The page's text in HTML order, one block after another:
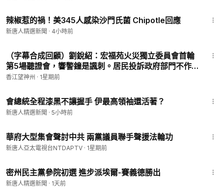
辣椒惹的禍！美345人感染沙門氏菌 Chipotle回應
新唐人精選新聞 · 4小時前
（字幕合成回顧）劉銳紹：宏福苑火災獨立委員會首輪
第5場聽證會，響警鐘是諷刺。居民投訴政府部門不作
為，港官僚主義遺毒重現（2026.3.31首播）
香江望神州 · 1星期前
會總統全程漆黑不讓握手 伊最高領袖還活著？
新唐人精選新聞 · 5小時前
華府大型集會聲討中共 兩黨議員聯手聲援法輪功
新唐人亞太電視台NTDAPTV · 1星期前
密州民主黨參院初選 進步派埃爾-賽義德勝出
新唐人精選新聞 · 1天前